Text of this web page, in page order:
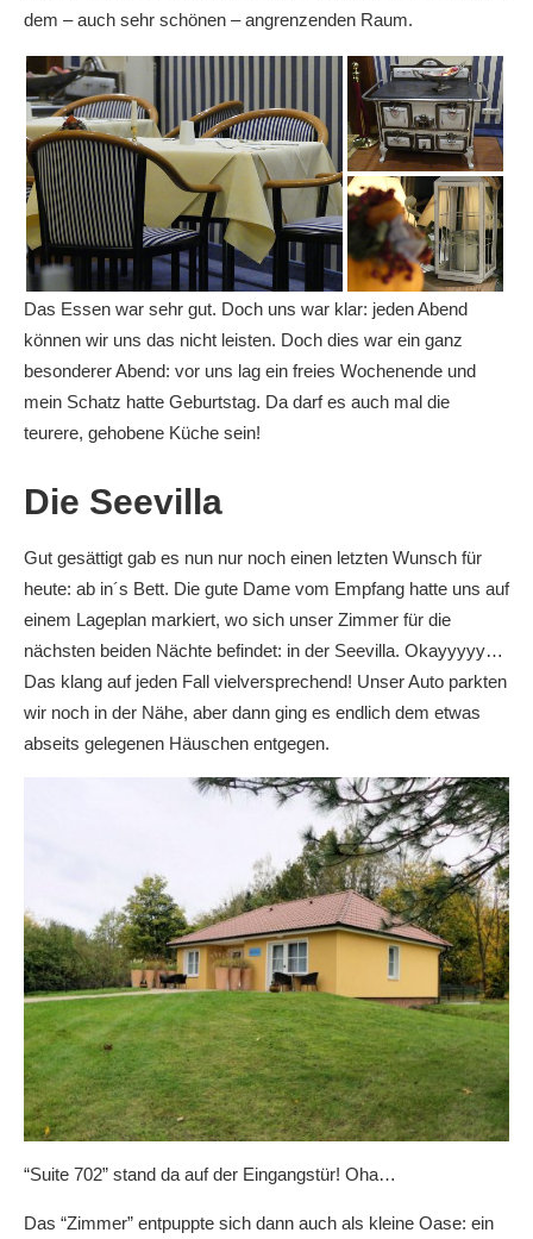
dem – auch sehr schönen – angrenzenden Raum.
Das Essen war sehr gut. Doch uns war klar: jeden Abend
können wir uns das nicht leisten. Doch dies war ein ganz
besonderer Abend: vor uns lag ein freies Wochenende und
mein Schatz hatte Geburtstag. Da darf es auch mal die
teurere, gehobene Küche sein!
Die Seevilla
Gut gesättigt gab es nun nur noch einen letzten Wunsch für
heute: ab in´s Bett. Die gute Dame vom Empfang hatte uns auf
einem Lageplan markiert, wo sich unser Zimmer für die
nächsten beiden Nächte befindet: in der Seevilla. Okayyyyy…
Das klang auf jeden Fall vielversprechend! Unser Auto parkten
wir noch in der Nähe, aber dann ging es endlich dem etwas
abseits gelegenen Häuschen entgegen.
“Suite 702” stand da auf der Eingangstür! Oha…
Das “Zimmer” entpuppte sich dann auch als kleine Oase: ein